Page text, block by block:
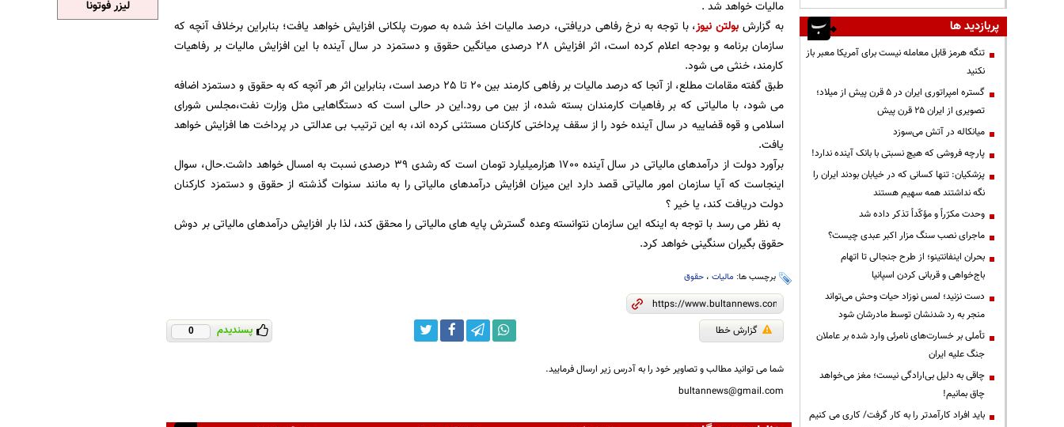
مالیات خواهد شد .
به گزارش بولتن نیوز، با توجه به نرخ رفاهی دریافتی، درصد مالیات اخذ شده به صورت پلکانی افزایش خواهد یافت؛ بنابراین برخلاف آنچه که
سازمان برنامه و بودجه اعلام کرده است، اثر افزایش 28 درصدی میانگین حقوق و دستمزد در سال آینده با این افزایش مالیات بر رفاهیات
کارمند، خنثی می شود.
طبق گفته مقامات مطلع، از آنجا که درصد مالیات بر رفاهی کارمند بین 20 تا 25 درصد است، بنابراین اثر هر آنچه که به حقوق و دستمزد اضافه
می شود، با مالیاتی که بر رفاهیات کارمندان بسته شده، از بین می رود.این در حالی است که دستگاهایی مثل وزارت نفت،مجلس شورای
اسلامی و قوه قضاییه در سال آینده خود را از سقف پرداختی کارکنان مستثنی کرده اند، به این ترتیب بی عدالتی در پرداخت ها افزایش خواهد
یافت.
برآورد دولت از درآمدهای مالیاتی در سال آینده 1700 هزارمیلیارد تومان است که رشدی 39 درصدی نسبت به امسال خواهد داشت.حال، سوال
اینجاست که آیا سازمان امور مالیاتی قصد دارد این میزان افزایش درآمدهای مالیاتی را به مانند سنوات گذشته از حقوق و دستمزد کارکنان
دولت دریافت کند، یا خیر ؟
به نظر می رسد با توجه به اینکه این سازمان نتوانسته وعده گسترش پایه های مالیاتی را محقق کند، لذا بار افزایش درآمدهای مالیاتی بر دوش
حقوق بگیران سنگینی خواهد کرد.
برچسب ها: مالیات، حقوق
گزارش خطا پسندیدم 0
شما می توانید مطالب و تصاویر خود را به آدرس زیر ارسال فرمایید.
bultannews@gmail.com
پربازدید ها
تنگه هرمز قابل معامله نیست برای آمریکا معبر باز
نکنید
گستره امپراتوری ایران در ۵ قرن پیش از میلاد؛
تصویری از ایران ۲۵ قرن پیش
میانکاله در آتش می‌سوزد
پارچه فروشی که هیچ نسبتی با بانک آینده ندارد!
پزشکیان: تنها کسانی که در خیابان بودند ایران را
نگه نداشتند همه سهیم هستند
وحدت مکرّراً و مؤکّداً تذکر داده شد
ماجرای نصب سنگ مزار اکبر عبدی چیست؟
بحران اینفانتینو؛ از طرح جنجالی تا اتهام
باج‌خواهی و قربانی کردن اسپانیا
دست نزنید؛ لمس نوزاد حیات وحش می‌تواند
منجر به رد شدنشان توسط مادرشان شود
تأملی بر خسارت‌های نامرئی وارد شده بر عاملان
جنگ علیه ایران
چاقی به دلیل بی‌ارادگی نیست؛ مغز می‌خواهد
چاق بمانیم!
باید افراد کارآمدتر را به کار گرفت/ کاری می کنیم
لیزر فوتونا